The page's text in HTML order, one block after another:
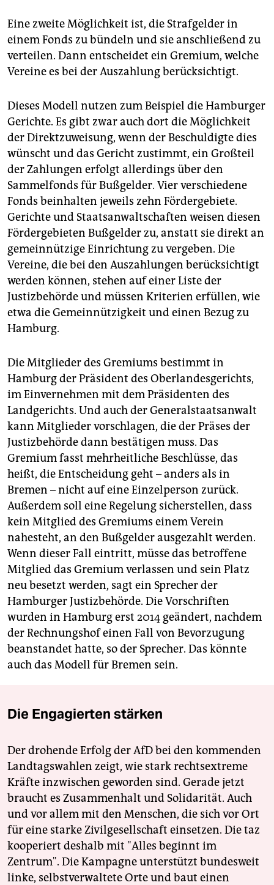
Eine zweite Möglichkeit ist, die Strafgelder in
einem Fonds zu bündeln und sie anschließend zu
verteilen. Dann entscheidet ein Gremium, welche
Vereine es bei der Auszahlung berücksichtigt.
Dieses Modell nutzen zum Beispiel die Hamburger
Gerichte. Es gibt zwar auch dort die Möglichkeit
der Direktzuweisung, wenn der Beschuldigte dies
wünscht und das Gericht zustimmt, ein Großteil
der Zahlungen erfolgt allerdings über den
Sammelfonds für Bußgelder. Vier verschiedene
Fonds beinhalten jeweils zehn Fördergebiete.
Gerichte und Staatsanwaltschaften weisen diesen
Fördergebieten Bußgelder zu, anstatt sie direkt an
gemeinnützige Einrichtung zu vergeben. Die
Vereine, die bei den Auszahlungen berücksichtigt
werden können, stehen auf einer Liste der
Justizbehörde und müssen Kriterien erfüllen, wie
etwa die Gemeinnützigkeit und einen Bezug zu
Hamburg.
Die Mitglieder des Gremiums bestimmt in
Hamburg der Präsident des Oberlandesgerichts,
im Einvernehmen mit dem Präsidenten des
Landgerichts. Und auch der Generalstaatsanwalt
kann Mitglieder vorschlagen, die der Präses der
Justizbehörde dann bestätigen muss. Das
Gremium fasst mehrheitliche Beschlüsse, das
heißt, die Entscheidung geht – anders als in
Bremen – nicht auf eine Einzelperson zurück.
Außerdem soll eine Regelung sicherstellen, dass
kein Mitglied des Gremiums einem Verein
nahesteht, an den Bußgelder ausgezahlt werden.
Wenn dieser Fall eintritt, müsse das betroffene
Mitglied das Gremium verlassen und sein Platz
neu besetzt werden, sagt ein Sprecher der
Hamburger Justizbehörde. Die Vorschriften
wurden in Hamburg erst 2014 geändert, nachdem
der Rechnungshof einen Fall von Bevorzugung
beanstandet hatte, so der Sprecher. Das könnte
auch das Modell für Bremen sein.
Die Engagierten stärken
Der drohende Erfolg der AfD bei den kommenden
Landtagswahlen zeigt, wie stark rechtsextreme
Kräfte inzwischen geworden sind. Gerade jetzt
braucht es Zusammenhalt und Solidarität. Auch
und vor allem mit den Menschen, die sich vor Ort
für eine starke Zivilgesellschaft einsetzen. Die taz
kooperiert deshalb mit "Alles beginnt im
Zentrum". Die Kampagne unterstützt bundesweit
linke, selbstverwaltete Orte und baut einen